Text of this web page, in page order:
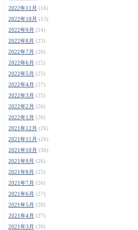
2022年11月 (16)
2022年10月 (13)
2022年9月 (14)
2022年8月 (23)
2022年7月 (20)
2022年6月 (22)
2022年5月 (25)
2022年4月 (27)
2022年3月 (25)
2022年2月 (26)
2022年1月 (28)
2021年12月 (26)
2021年11月 (26)
2021年10月 (30)
2021年9月 (26)
2021年8月 (25)
2021年7月 (26)
2021年6月 (27)
2021年5月 (28)
2021年4月 (27)
2021年3月 (29)